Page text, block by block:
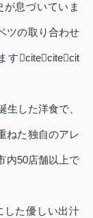
息づいていま
ツの取り合わせ
すcitecitecit
した洋食で、
ねた独自のアレ
内50店舗以上で
した優しい出汁